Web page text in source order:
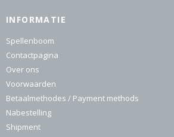
INFORMATIE
Spellenboom
Contactpagina
Over ons
Voorwaarden
Betaalmethodes / Payment methods
Nabestelling
Shipment